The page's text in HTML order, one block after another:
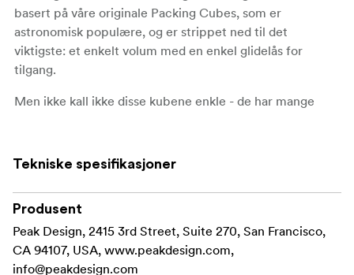
basert på våre originale Packing Cubes, som er
astronomisk populære, og er strippet ned til det
viktigste: et enkelt volum med en enkel glidelås for
tilgang.
Men ikke kall ikke disse kubene enkle - de har mange
gjennomsiktige nylonstretchnett. Terra Shell-kubene har
vann- og rivestyrke, mens stretchnettet kan utvides til
dobbelt så stort volum og er også ideelt for ting som
trenger å puste.
Gjør kuben om til en ultralett slynge ved å feste en
Tekniske spesifikasjoner
Produsent
Peak Design, 2415 3rd Street, Suite 270, San Francisco,
CA 94107, USA, www.peakdesign.com,
info@peakdesign.com